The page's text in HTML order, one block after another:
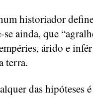
historiador
se ainda, que
árido e
terra.
das hipóteses